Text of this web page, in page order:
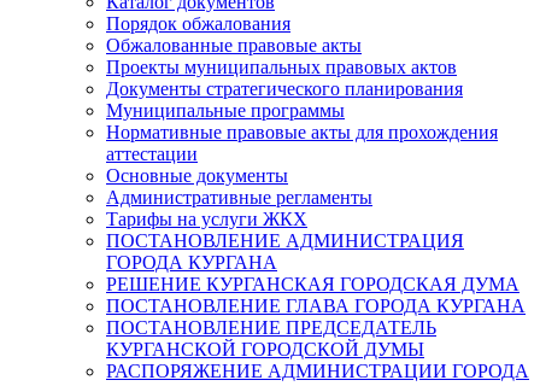
Порядок обжалования
Обжалованные правовые акты
Проекты муниципальных правовых актов
Документы стратегического планирования
Муниципальные программы
Нормативные правовые акты для прохождения
аттестации
Основные документы
Административные регламенты
Тарифы на услуги ЖКХ
ПОСТАНОВЛЕНИЕ АДМИНИСТРАЦИЯ
ГОРОДА КУРГАНА
РЕШЕНИЕ КУРГАНСКАЯ ГОРОДСКАЯ ДУМА
ПОСТАНОВЛЕНИЕ ГЛАВА ГОРОДА КУРГАНА
ПОСТАНОВЛЕНИЕ ПРЕДСЕДАТЕЛЬ
КУРГАНСКОЙ ГОРОДСКОЙ ДУМЫ
РАСПОРЯЖЕНИЕ АДМИНИСТРАЦИИ ГОРОДА